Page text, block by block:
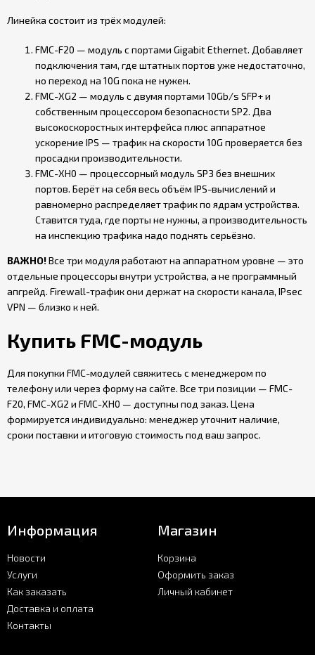
Линейка состоит из трёх модулей:
FMC-F20 — модуль с портами Gigabit Ethernet. Добавляет
подключения там, где штатных портов уже недостаточно,
но переход на 10G пока не нужен.
FMC-XG2 — модуль с двумя портами 10Gb/s SFP+ и
собственным процессором безопасности SP2. Два
высокоскоростных интерфейса плюс аппаратное
ускорение IPS — трафик на скорости 10G проверяется без
просадки производительности.
FMC-XH0 — процессорный модуль SP3 без внешних
портов. Берёт на себя весь объём IPS-вычислений и
равномерно распределяет трафик по ядрам устройства.
Ставится туда, где порты не нужны, а производительность
на инспекцию трафика надо поднять серьёзно.
ВАЖНО!Все три модуля работают на аппаратном уровне — это
отдельные процессоры внутри устройства, а не программный
апгрейд. Firewall-трафик они держат на скорости канала, IPsec
VPN — близко к ней.
Купить FMC-модуль
Для покупки FMC-модулей свяжитесь с менеджером по
телефону или через форму на сайте. Все три позиции — FMC-
F20, FMC-XG2 и FMC-XH0 — доступны под заказ. Цена
формируется индивидуально: менеджер уточнит наличие,
сроки поставки и итоговую стоимость под ваш запрос.
Информация
Новости
Услуги
Как заказать
Доставка и оплата
Контакты
Магазин
Корзина
Оформить заказ
Личный кабинет